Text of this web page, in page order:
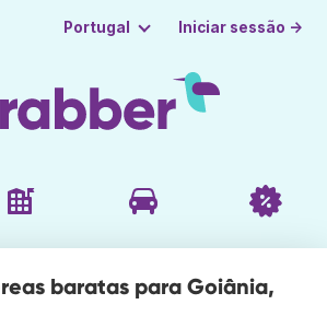
Portugal Iniciar sessão →
baratas para Goiânia,